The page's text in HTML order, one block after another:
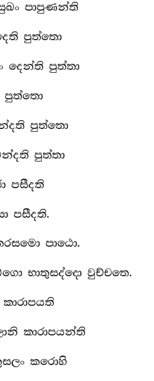
පාපුණන්ති
පුත්තො
දෙන්ති පුත්තා
පුත්තො
පුත්තො
පුත්තා
පසීදති
පසීදති.
පාඨො.
භාතුසද්දො වුච්චතෙ.
කාරාපයන්ති
කරොහි